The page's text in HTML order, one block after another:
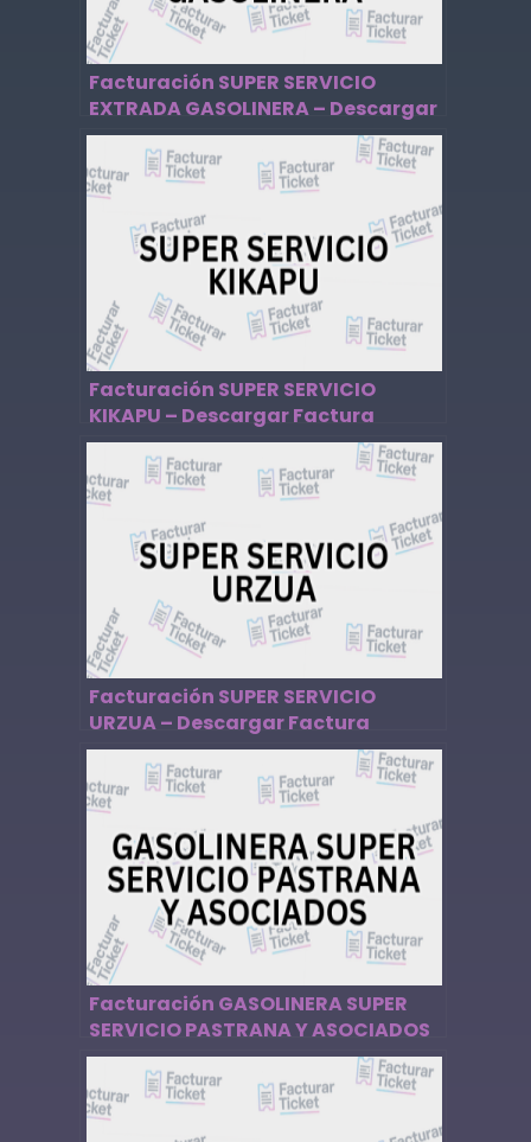
Facturación SUPER SERVICIO
EXTRADA GASOLINERA – Descargar
Factura
Facturación SUPER SERVICIO
KIKAPU – Descargar Factura
Facturación SUPER SERVICIO
URZUA – Descargar Factura
Facturación GASOLINERA SUPER
SERVICIO PASTRANA Y ASOCIADOS
– Descargar Factura